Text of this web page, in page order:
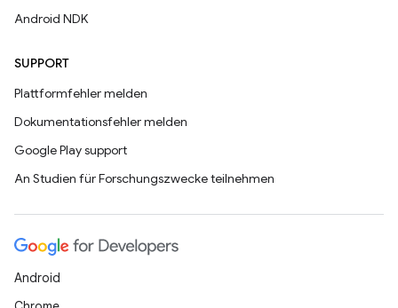
Android NDK
SUPPORT
Plattformfehler melden
Dokumentationsfehler melden
Google Play support
An Studien für Forschungszwecke teilnehmen
Android